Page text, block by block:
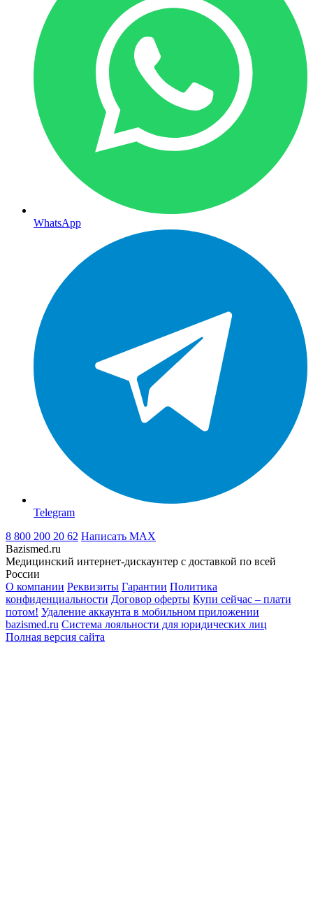
WhatsApp
Telegram
8 800 200 20 62 Написать MAX
Bazismed.ru
Медицинский интернет-дискаунтер с доставкой по всей
России
О компании Реквизиты Гарантии Политика
конфиденциальности Договор оферты Купи сейчас – плати
потом! Удаление аккаунта в мобильном приложении
bazismed.ru Система лояльности для юридических лиц
Полная версия сайта